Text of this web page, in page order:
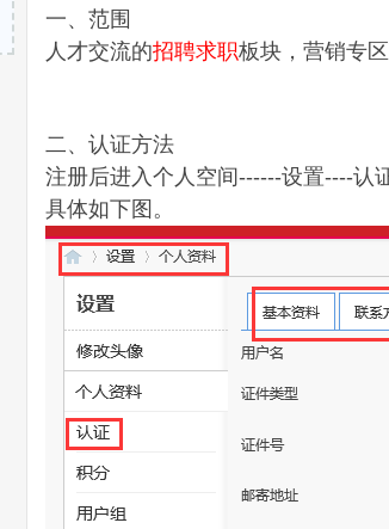
一、范围
人才交流的招聘求职板块，营销专
二、认证方法
注册后进入个人空间------设置----认
具体如下图。